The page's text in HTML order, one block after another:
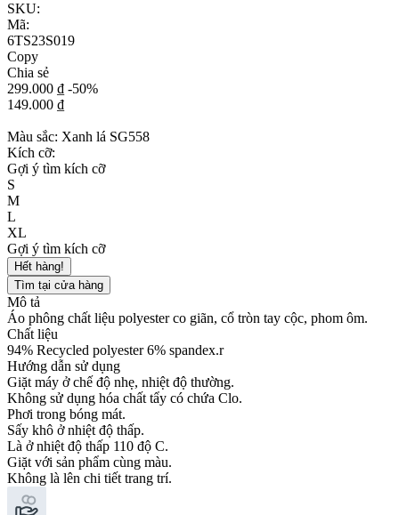
SKU:
Mã:
6TS23S019
Copy
Chia sẻ
299.000 ₫ -50%
149.000 ₫
Màu sắc: Xanh lá SG558
Kích cỡ:
Gợi ý tìm kích cỡ
S
M
L
XL
Gợi ý tìm kích cỡ
Hết hàng!
Tìm tại cửa hàng
Mô tả
Áo phông chất liệu polyester co giãn, cổ tròn tay cộc, phom ôm.
Chất liệu
94% Recycled polyester 6% spandex.r
Hướng dẫn sử dụng
Giặt máy ở chế độ nhẹ, nhiệt độ thường.
Không sử dụng hóa chất tẩy có chứa Clo.
Phơi trong bóng mát.
Sấy khô ở nhiệt độ thấp.
Là ở nhiệt độ thấp 110 độ C.
Giặt với sản phẩm cùng màu.
Không là lên chi tiết trang trí.